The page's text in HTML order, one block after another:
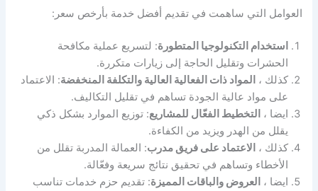
العوامل التي ساهمت في تقديم أفضل خدمة بأرخص سعر:
استخدام التكنولوجيا المتطورة: لتسريع عملية مكافحة
الحشرات وتقليل الحاجة إلى زيارات متكررة.
كذلك ، المواد ذات الفعالية العالية والتكلفة المنخفضة: الاعتماد
على مواد عالية الجودة تساهم في تقليل التكاليف.
ايضا ، التخطيط الفعّال للمشاريع: توزيع الموارد بشكل ذكي
يقلل من الهدر ويزيد من الكفاءة.
كذلك ، الاعتماد على فريق مدرب: العمالة المدربة تقلل من
الأخطاء وتساهم في تحقيق نتائج سريعة وفعّالة.
ايضا ، العروض والباقات المميزة: تقديم حزم خدمات تناسب